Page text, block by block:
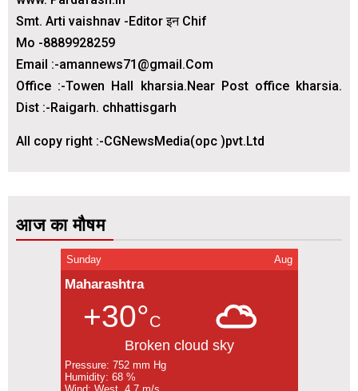
Smt. Arti vaishnav -Editor इन Chif
Mo -8889928259
Email :-amannews71@gmail.Com
Office :-Towen Hall kharsia.Near Post office kharsia.
Dist :-Raigarh. chhattisgarh
All copy right :-CGNewsMedia(opc )pvt.Ltd
आज का मौषम
Sunday Aug
Maharashtra
+30°C
Broken cloud sky
Pressure: 752 mm Hg
Humidity: 68 %